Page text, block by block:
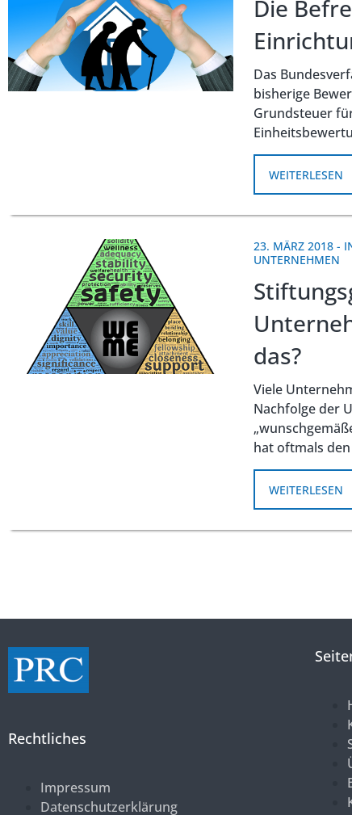
Die
Das
bisherige
Grundsteuer
WEITERLESEN
23. MÄRZ 2018 -
UNTERNEHMEN
das?
Viele
Nachfolge der
hat oftmals
WEITERLESEN
Rechtliches
Impressum
Datenschutzerklärung